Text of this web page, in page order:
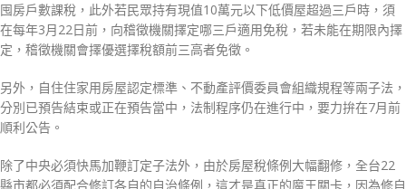
囤房戶數課稅，此外若民眾持有現值10萬元以下低價屋超過三戶時，須
在每年3月22日前，向稽徵機關擇定哪三戶適用免稅，若未能在期限內擇
定，稽徵機關會擇優選擇稅額前三高者免徵。
另外，自住住家用房屋認定標準、不動產評價委員會組織規程等兩子法，
分別已預告結束或正在預告當中，法制程序仍在進行中，要力拚在7月前
順利公告。
除了中央必須快馬加鞭訂定子法外，由於房屋稅條例大幅翻修，全台22
縣市都必須配合修訂各自的自治條例，這才是真正的魔王關卡，因為修自